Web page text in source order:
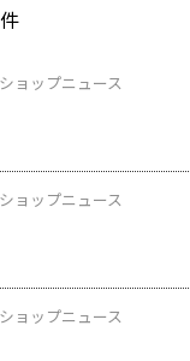
件
ショップニュース
ショップニュース
ショップニュース